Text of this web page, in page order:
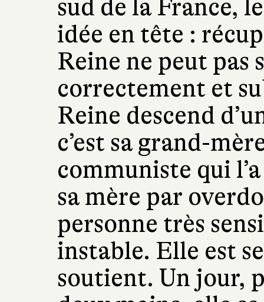
sud de la France,
idée en tête :
Reine ne peut pas
correctement et
Reine descend
c’est sa grand-
communiste qui
sa mère par
personne très
instable. Elle est
soutient. Un jour,